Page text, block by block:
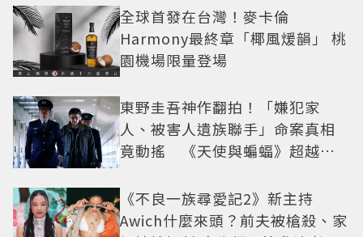
全球首發在台灣！麥卡倫
Harmony最終章「椰風煖韻」 桃
園機場限量登場
東野圭吾神作翻拍！「嫌犯家
人、被害人遺族聯手」命案真相
竟動搖 《天使與蝙蝠》超越懸
《不良一族尋愛記2》新主持
Awich什麼來頭？前夫被槍殺、家